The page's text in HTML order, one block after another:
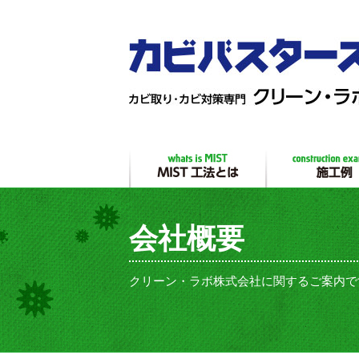
会社概要
クリーン・ラボ株式会社に関するご案内